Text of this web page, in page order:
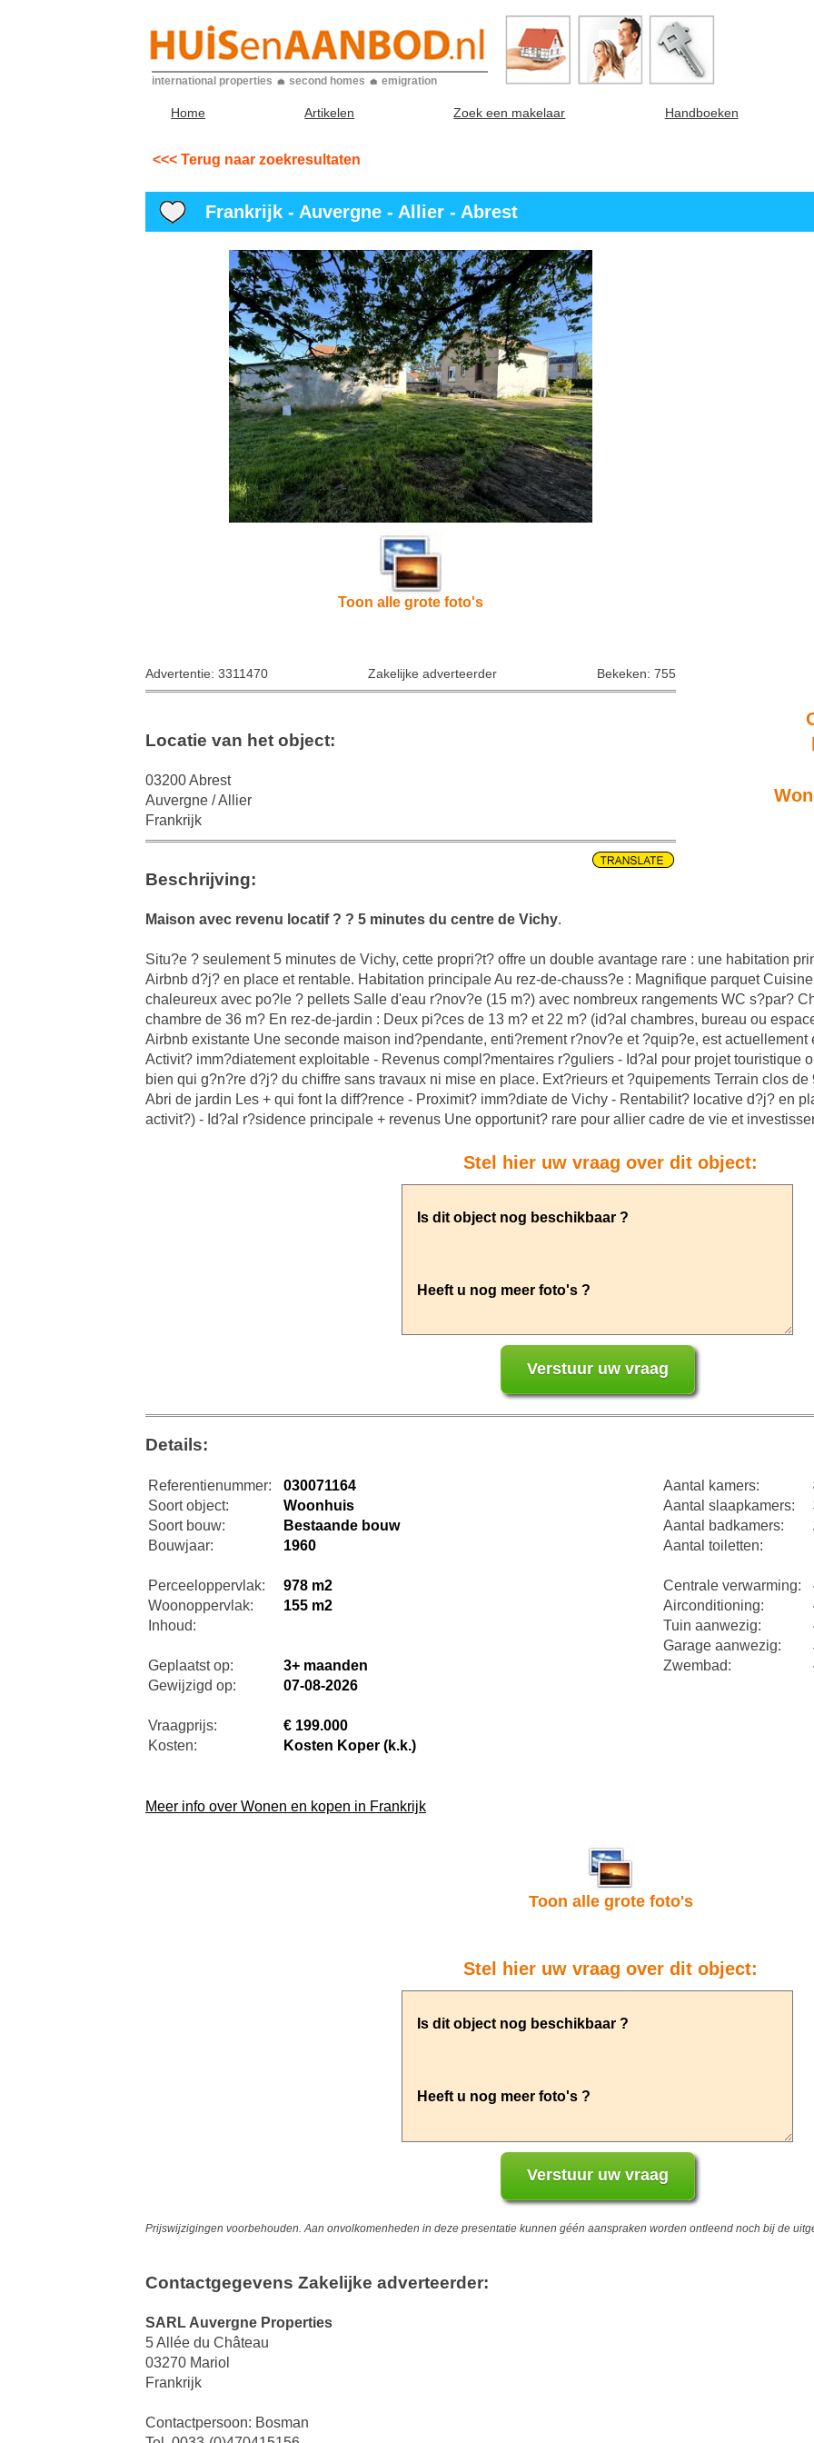
international properties second homes emigration
Home Artikelen Zoek een makelaar Handboeken
<<< Terug naar zoekresultaten
Frankrijk - Auvergne - Allier - Abrest
Toon alle grote foto's
Advertentie: 3311470 Zakelijke adverteerder Bekeken: 755
Locatie van het object:
03200 Abrest
Auvergne / Allier
Frankrijk
Beschrijving:
Maison avec revenu locatif ? ? 5 minutes du centre de Vichy.
Situ?e ? seulement 5 minutes de Vichy, cette propri?t? offre un double avantage rare : une habitation
Airbnb d?j? en place et rentable. Habitation principale Au rez-de-chauss?e : Magnifique parquet
chaleureux avec po?le ? pellets Salle d'eau r?nov?e (15 m?) avec nombreux rangements WC s?par?
chambre de 36 m? En rez-de-jardin : Deux pi?ces de 13 m? et 22 m? (id?al chambres, bureau ou
Airbnb existante Une seconde maison ind?pendante, enti?rement r?nov?e et ?quip?e, est
Activit? imm?diatement exploitable - Revenus compl?mentaires r?guliers - Id?al pour projet touristique
bien qui g?n?re d?j? du chiffre sans travaux ni mise en place. Ext?rieurs et ?quipements Terrain clos
Abri de jardin Les + qui font la diff?rence - Proximit? imm?diate de Vichy - Rentabilit? locative d?j? en
activit?) - Id?al r?sidence principale + revenus Une opportunit? rare pour allier cadre de vie et
Stel hier uw vraag over dit object:
Details:
Referentienummer:
030071164
Soort object:
Woonhuis
Soort bouw:
Bestaande bouw
Bouwjaar:
1960
Perceeloppervlak:
978 m2
Woonoppervlak:
155 m2
Inhoud:
Geplaatst op:
3+ maanden
Gewijzigd op:
07-08-2026
Vraagprijs:
€ 199.000
Kosten:
Kosten Koper (k.k.)
Aantal kamers:
Aantal slaapkamers:
Aantal badkamers:
Aantal toiletten:
Centrale verwarming:
Airconditioning:
Tuin aanwezig:
Garage aanwezig:
Zwembad:
Meer info over Wonen en kopen in Frankrijk
Toon alle grote foto's
Stel hier uw vraag over dit object:
Prijswijzigingen voorbehouden. Aan onvolkomenheden in deze presentatie kunnen géén aanspraken worden ontleend noch bij de
Contactgegevens Zakelijke adverteerder:
SARL Auvergne Properties
5 Allée du Château
03270 Mariol
Frankrijk
Contactpersoon: Bosman